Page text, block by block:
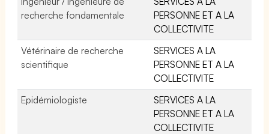
recherche fondamentale
PERSONNE ET A LA
COLLECTIVITE
Vétérinaire de recherche
scientifique
SERVICES A LA
PERSONNE ET A LA
COLLECTIVITE
Epidémiologiste
SERVICES A LA
PERSONNE ET A LA
COLLECTIVITE